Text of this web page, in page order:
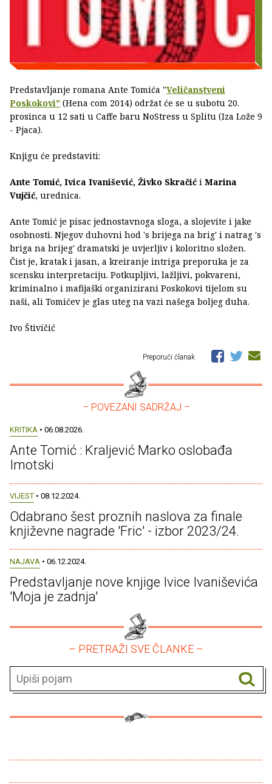
Predstavljanje romana Ante Tomića "Veličanstveni
Poskokovi" (Hena com 2014) održat će se u subotu 20.
prosinca u 12 sati u Caffe baru NoStress u Splitu (Iza Lože 9
- Pjaca).
Knjigu će predstaviti:
Ante Tomić, Ivica Ivanišević, Živko Skračić i Marina
Vujčić, urednica.
Ante Tomić je pisac jednostavnoga sloga, a slojevite i jake
osobnosti. Njegov duhovni hod 's brijega na brig' i natrag 's
briga na brijeg' dramatski je uvjerljiv i koloritno složen.
Čist je, kratak i jasan, a kreiranje intriga preporuka je za
scensku interpretaciju. Potkupljivi, lažljivi, pokvareni,
kriminalno i mafijaški organizirani Poskokovi tijelom su
naši, ali Tomićev je glas uteg na vazi našega boljeg duha.
Ivo Štivičić
Preporuči članak
– POVEZANI SADRŽAJ –
KRITIKA • 06.08.2026.
Ante Tomić : Kraljević Marko oslobađa
Imotski
VIJEST • 08.12.2024.
Odabrano šest proznih naslova za finale
književne nagrade 'Fric' - izbor 2023/24.
NAJAVA • 06.12.2024.
Predstavljanje nove knjige Ivice Ivaniševića
'Moja je zadnja'
– PRETRAŽI SVE ČLANKE –